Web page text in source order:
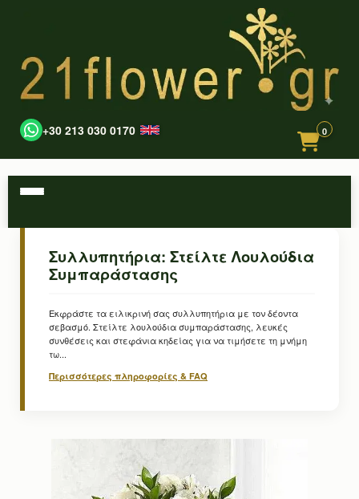
+30 213 030 0170 0
Συλλυπητήρια: Στείλτε Λουλούδια
Συμπαράστασης
Εκφράστε τα ειλικρινή σας συλλυπητήρια με τον δέοντα
σεβασμό. Στείλτε λουλούδια συμπαράστασης, λευκές
συνθέσεις και στεφάνια κηδείας για να τιμήσετε τη μνήμη
τω...
Περισσότερες πληροφορίες & FAQ